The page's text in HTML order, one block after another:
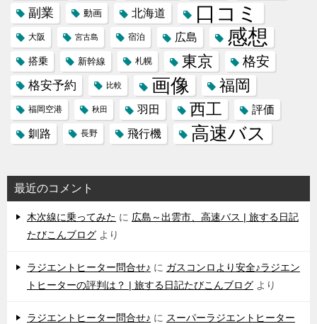
副業 動画 北海道 口コミ
大阪 宮古島 宿泊 広島 感想
搭乗 新幹線 札幌 東京 格安
格安予約 比較 画像 福岡
福岡空港 秋田 羽田 西工
評価
釧路
長野 飛行機 高速バス
最近のコメント
木次線に乗ってみた に 広島～出雲市、高速バス | 旅する日記
たびこんブログ より
ラジエントヒーター問合せ♪ に ガスコンロより安全♪ラジエン
トヒーターの評判は？ | 旅する日記たびこんブログ より
ラジエントヒーター問合せ♪ に スーパーラジエントヒーター